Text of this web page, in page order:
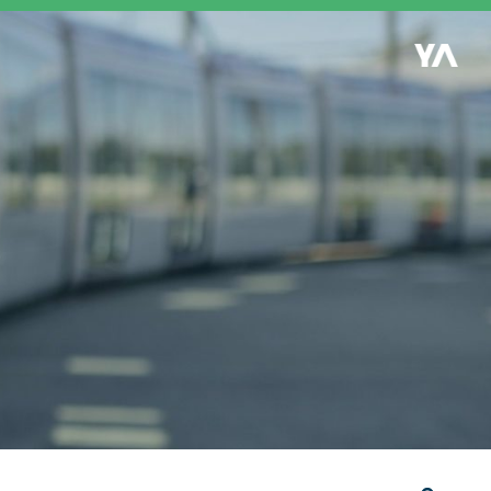
Retour à l'accueil